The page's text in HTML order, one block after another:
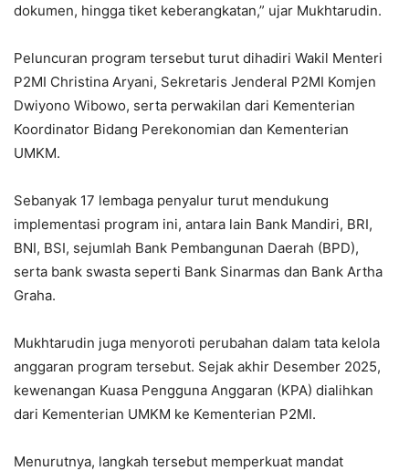
dokumen, hingga tiket keberangkatan,” ujar Mukhtarudin.
Peluncuran program tersebut turut dihadiri Wakil Menteri
P2MI Christina Aryani, Sekretaris Jenderal P2MI Komjen
Dwiyono Wibowo, serta perwakilan dari Kementerian
Koordinator Bidang Perekonomian dan Kementerian
UMKM.
Sebanyak 17 lembaga penyalur turut mendukung
implementasi program ini, antara lain Bank Mandiri, BRI,
BNI, BSI, sejumlah Bank Pembangunan Daerah (BPD),
serta bank swasta seperti Bank Sinarmas dan Bank Artha
Graha.
Mukhtarudin juga menyoroti perubahan dalam tata kelola
anggaran program tersebut. Sejak akhir Desember 2025,
kewenangan Kuasa Pengguna Anggaran (KPA) dialihkan
dari Kementerian UMKM ke Kementerian P2MI.
Menurutnya, langkah tersebut memperkuat mandat